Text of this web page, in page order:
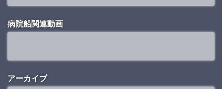
病院船関連動画
アーカイブ